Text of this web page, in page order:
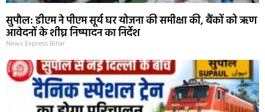
सुपौल: डीएम ने पीएम सूर्य घर योजना की समीक्षा की, बैंकों को ऋण
आवेदनों के शीघ्र निष्पादन का निर्देश
News Express Bihar